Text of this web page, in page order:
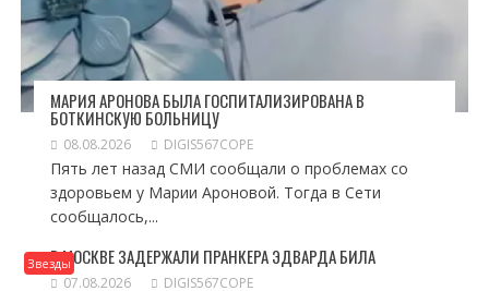
МАРИЯ АРОНОВА БЫЛА ГОСПИТАЛИЗИРОВАНА В
БОТКИНСКУЮ БОЛЬНИЦУ
08.08.2026 DIGIS567COPE
Пять лет назад СМИ сообщали о проблемах со
здоровьем у Марии Ароновой. Тогда в Сети
сообщалось,...
ЗвездыВ МОСКВЕ ЗАДЕРЖАЛИ ПРАНКЕРА ЭДВАРДА БИЛА
07.08.2026 DIGIS567COPE